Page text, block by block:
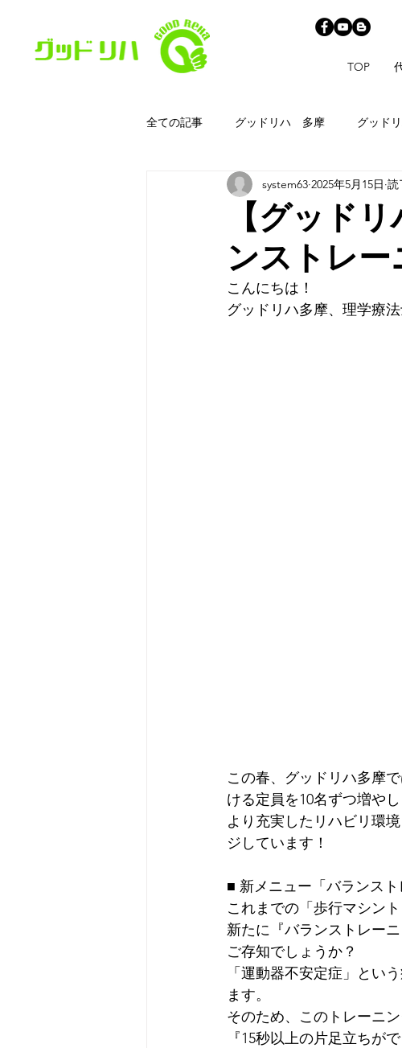
TOP
全ての記事 グッドリハ 多摩 グッド
【グッド
ンストレ
system63 2025年5月15日 読
こんにちは！
グッドリハ多摩、理学療法
この春、グッドリハ多摩
ける定員を10名ずつ増やし
より充実したリハビリ環
ジしています！
■ 新メニュー「バランス
これまでの「歩行マシン
新たに『バランストレー
ご存知でしょうか？
「運動器不安定症」とい
ます。
そのため、このトレーニ
『15秒以上の片足立ちがで